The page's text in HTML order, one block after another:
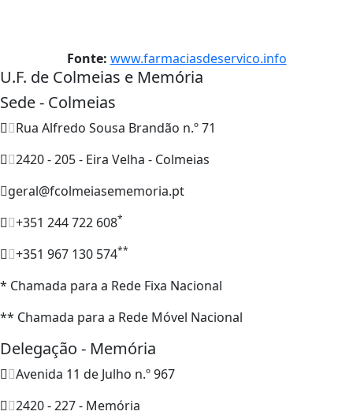
Fonte: www.farmaciasdeservico.info
U.F. de Colmeias e Memória
Sede - Colmeias
Rua Alfredo Sousa Brandão n.º 71
2420 - 205 - Eira Velha - Colmeias
geral@fcolmeiasememoria.pt
+351 244 722 608*
+351 967 130 574**
* Chamada para a Rede Fixa Nacional
** Chamada para a Rede Móvel Nacional
Delegação - Memória
Avenida 11 de Julho n.º 967
2420 - 227 - Memória